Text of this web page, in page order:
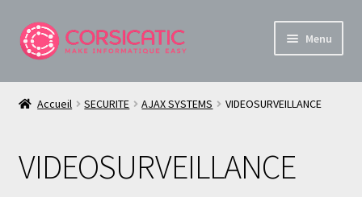
Aller
à
Aller
au
Menu
Boutique Informatique et Sécurité en Corse
Mon compte
Accueil SECURITE AJAX SYSTEMS VIDEOSURVEILLANCE
VIDEOSURVEILLANCE